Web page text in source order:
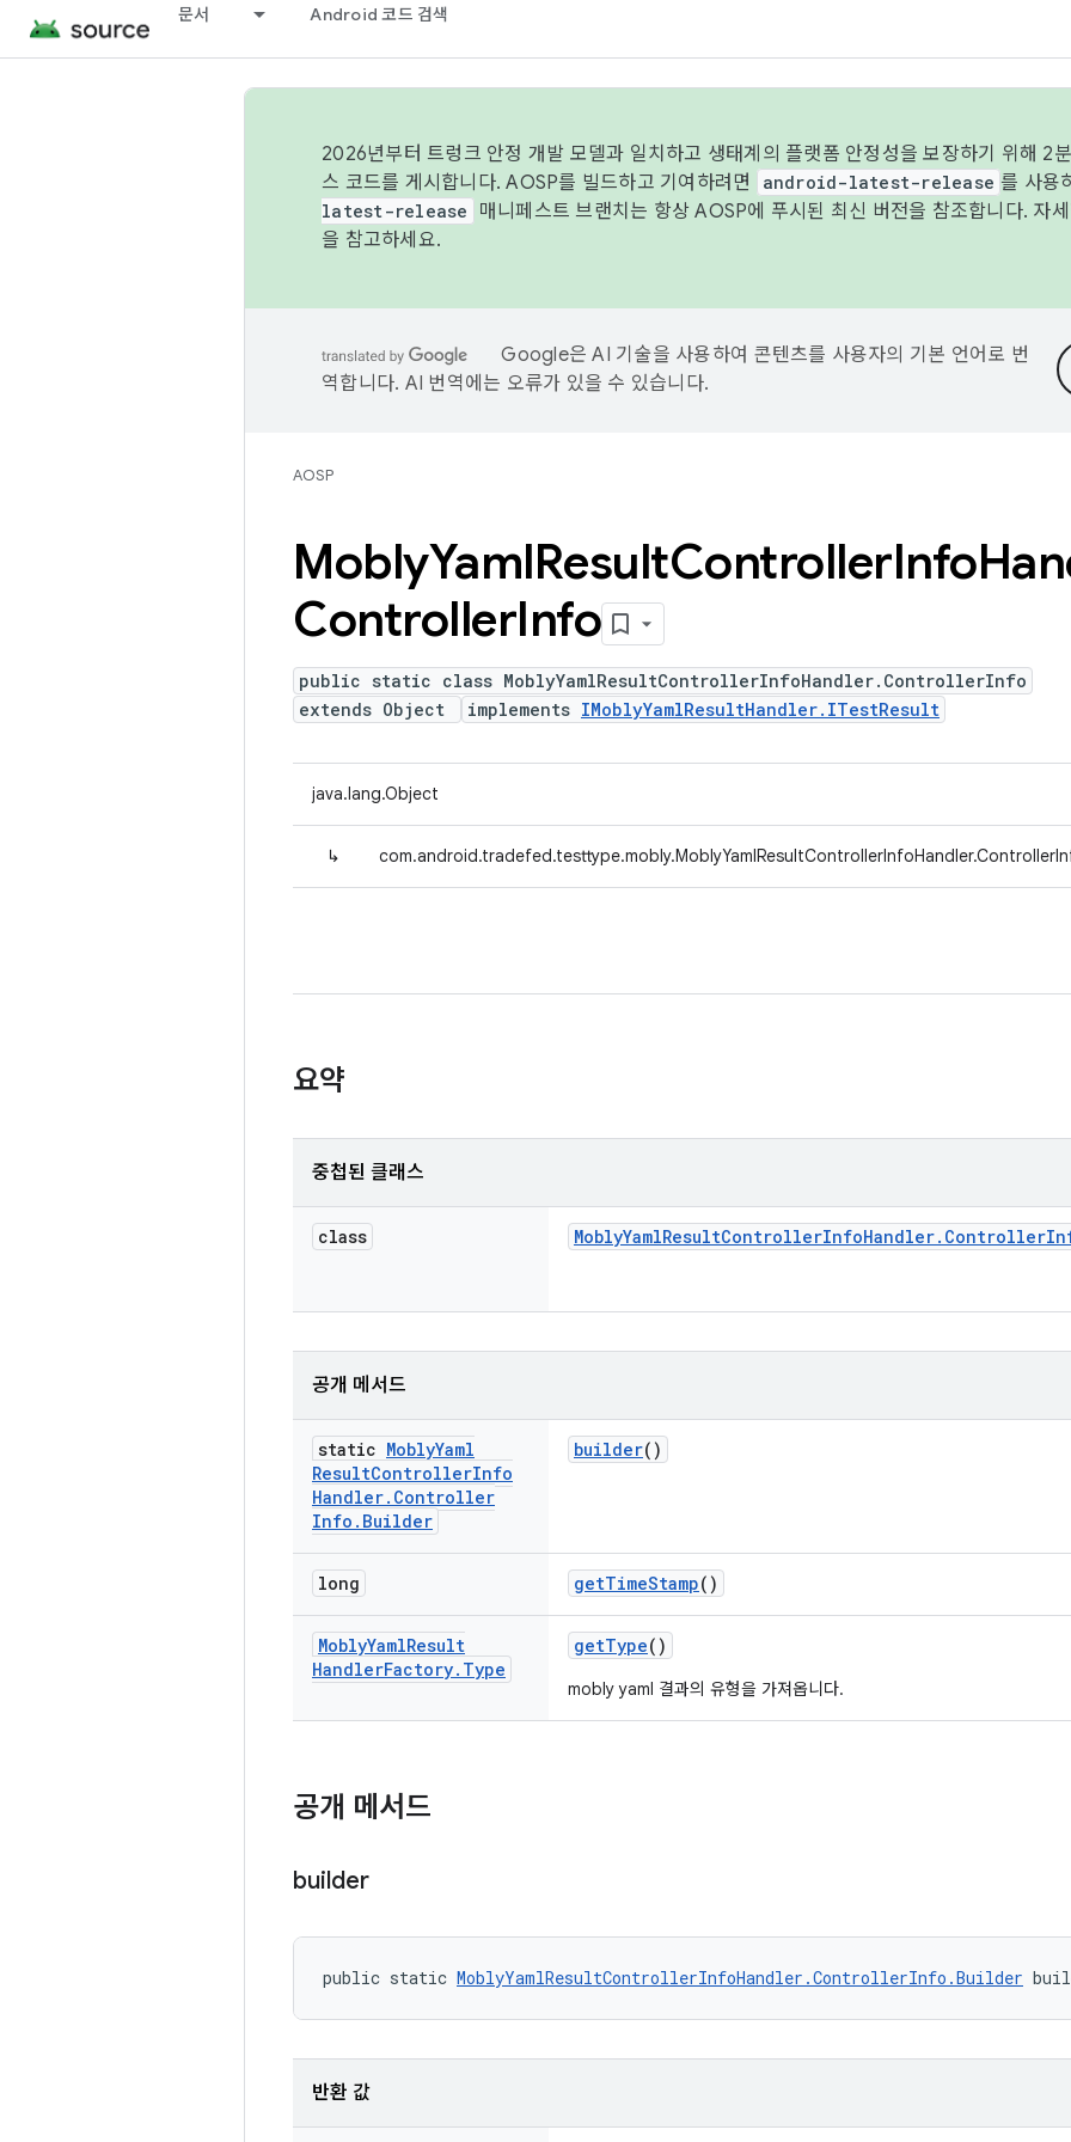
문서 Android 코드 검색
2026년부터 트렁크 안정 개발 모델과 일치하고 생태계의 플랫폼 안정성을 보장하기 위해 2
스 코드를 게시합니다. AOSP를 빌드하고 기여하려면
android-latest-release 를 사용
latest-release
매니페스트 브랜치는 항상 AOSP에 푸시된 최신 버전을 참조합니다. 자
을 참고하세요.
Google은 AI 기술을 사용하여 콘텐츠를 사용자의 기본 언어로 번
역합니다. AI 번역에는 오류가 있을 수 있습니다.
AOSP
MoblyYamlResultControllerInfo
ControllerInfo
public static class MoblyYamlResultControllerInfoHandler.ControllerInfo
extends Object
implements IMoblyYamlResultHandler.ITestResult
java.lang.Object
↳
요약
중첩된 클래스
class MoblyYamlResultControllerInfoHandler. Controller
공개 메서드
static MoblyYaml
ResultControllerInfo
Handler. Controller
Info . Builder
builder()
long getTimeStamp()
MoblyYamlResult
HandlerFactory. Type
getType()
mobly yaml 결과의 유형을 가져옵니다.
공개 메서드
builder
public static MoblyYamlResultControllerInfoHandler.ControllerInfo.Builder
반환 값